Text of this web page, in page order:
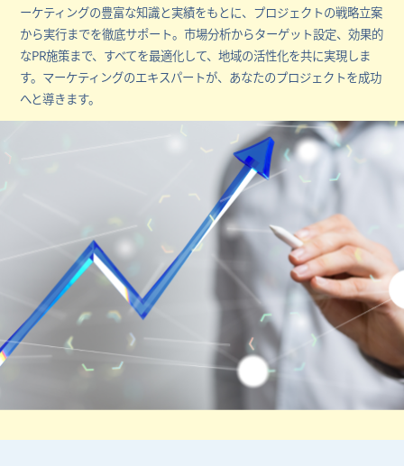
ーケティングの豊富な知識と実績をもとに、プロジェクトの戦略立案
から実行までを徹底サポート。市場分析からターゲット設定、効果的
なPR施策まで、すべてを最適化して、地域の活性化を共に実現しま
す。マーケティングのエキスパートが、あなたのプロジェクトを成功
へと導きます。